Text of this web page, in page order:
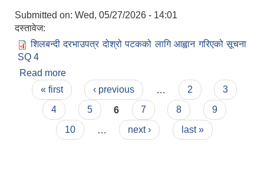
Submitted on: Wed, 05/27/2026 - 14:01
दस्तावेज:
शिलबन्दी दरभाउपत्र दोश्रो पटकको लागि आह्वान गरिएको सूचना
SQ 4
Read more
गरिएको सूचना SQ 4
Pages
« first ‹ previous 2
3
4
5 6 7 8
9
10
next › last »